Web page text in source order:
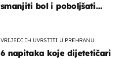
smanjiti bol i poboljšati
VRIJEDI IH UVRSTITI U PREHRANU
6 napitaka koje dijetetičari